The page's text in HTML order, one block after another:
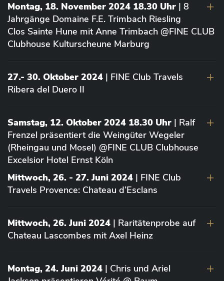
Montag, 18. November 2024 18.30 Uhr | 8
Jahrgänge Domaine F.E. Trimbach Riesling
Clos Sainte Hune mit Anne Trimbach @FINE CLUB
Clubhouse Kulturscheune Marburg
27.- 30. Oktober 2024 | FINE Club Travels
Ribera del Duero II
Samstag, 12. Oktober 2024 18.30 Uhr | Ralf
Frenzel präsentiert die Weingüter Wegeler
(Rheingau und Mosel) @FINE CLUB Clubhouse
Excelsior Hotel Ernst Köln
Mittwoch, 26. - 27. Juni 2024 | FINE Club
Travels Provence: Chateau d’Esclans
Mittwoch, 26. Juni 2024 | Raritätenprobe auf
Chateau Lascombes mit Axel Heinz
Montag, 24. Juni 2024 | Chris und Ariel